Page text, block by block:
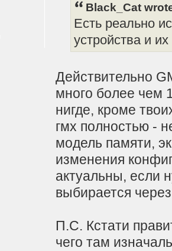
Black_Cat
Есть реально
устройства и
Действительно
много более чем
нигде, кроме
гмх полностью -
модель памяти,
изменения
актуальны, если
выбирается
П.С. Кстати
чего там